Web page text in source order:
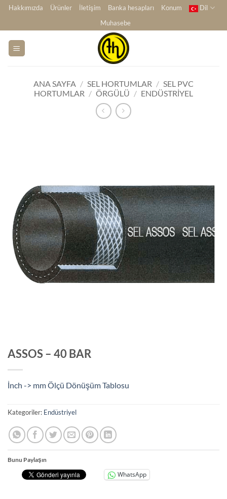
İçeriğe
Hakkımızda Ürünler İletişim Banka hesapları Konum
Dil
Muhasebe
ANA SAYFA / SEL HORTUMLAR / SEL PVC
HORTUMLAR / ÖRGÜLÜ / ENDÜSTRIYEL
ASSOS – 40 BAR
İnch -> mm Ölçü Dönüşüm Tablosu
Kategoriler: Endüstriyel
Bunu Paylaşın
WhatsApp